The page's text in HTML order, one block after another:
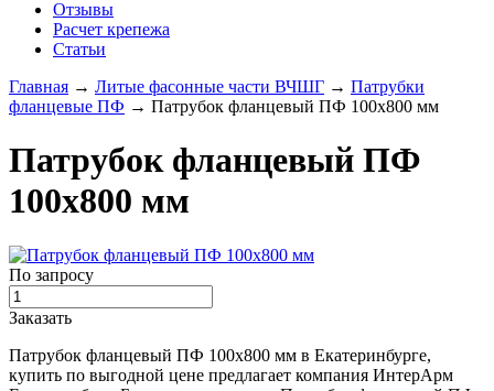
Отзывы
Расчет крепежа
Статьи
Главная → Литые фасонные части ВЧШГ → Патрубки
фланцевые ПФ → Патрубок фланцевый ПФ 100х800 мм
Патрубок фланцевый ПФ
100х800 мм
По запросу
Заказать
Патрубок фланцевый ПФ 100х800 мм в Екатеринбурге,
купить по выгодной цене предлагает компания ИнтерАрм